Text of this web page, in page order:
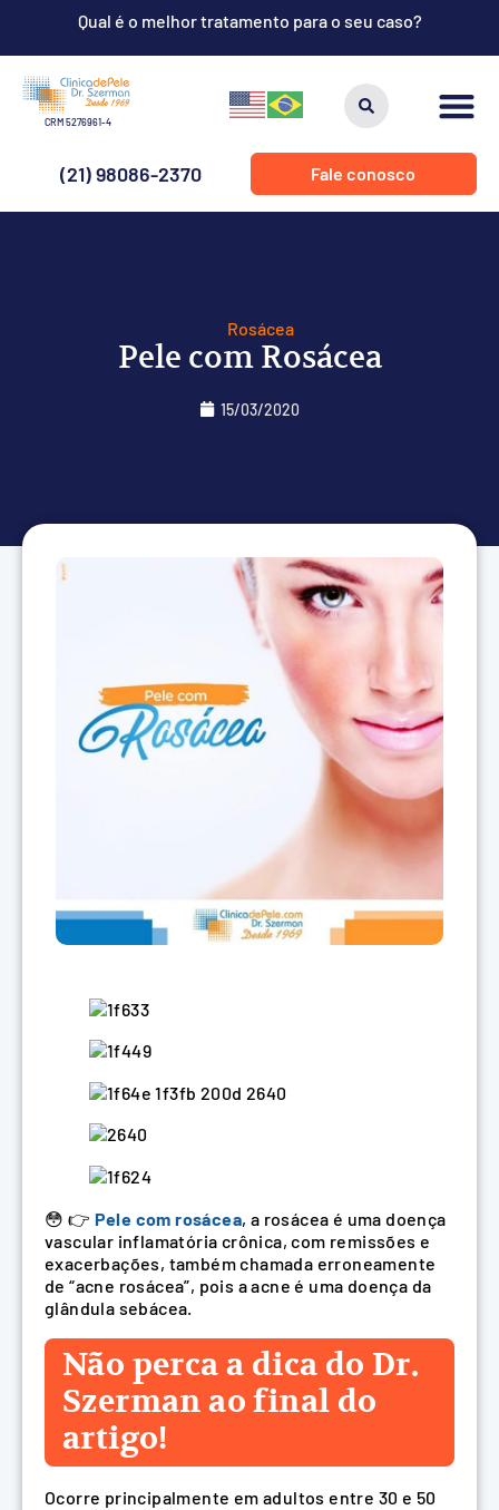
CRM 5276961-4
(21) 98086-2370 Fale conosco
Rosácea
Pele com Rosácea
15/03/2020
😳 👉 Pele com rosácea, a rosácea é uma doença
vascular inflamatória crônica, com remissões e
exacerbações, também chamada erroneamente
de “acne rosácea”, pois a acne é uma doença da
glândula sebácea.
Não perca a dica do Dr.
Szerman ao final do
artigo!
Ocorre principalmente em adultos entre 30 e 50
Qual é o melhor tratamento para o seu caso?